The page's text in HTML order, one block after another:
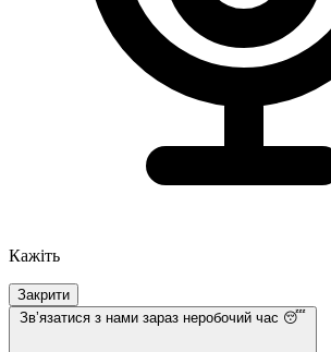
Кажіть
Закрити
Звʼязатися з нами зараз неробочий час 😴